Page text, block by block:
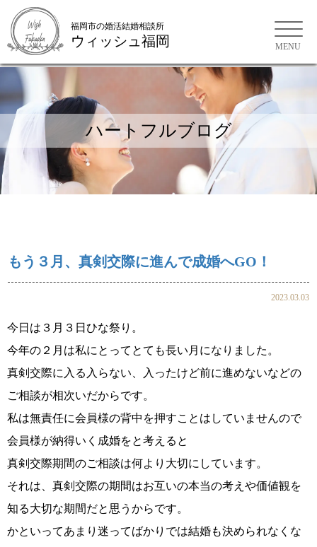
福岡市の婚活結婚相談所
ご来店WEB予約 婚活キャンペーン
福岡市の婚活結婚相談所
ウィッシュ福岡
ハートフルブログ
もう３月、真剣交際に進んで成婚へGO！
2023.03.03
今日は３月３日ひな祭り。
今年の２月は私にとってとても長い月になりました。
真剣交際に入る入らない、入ったけど前に進めないなどの
ご相談が相次いだからです。
私は無責任に会員様の背中を押すことはしていませんので
会員様が納得いく成婚をと考えると
真剣交際期間のご相談は何より大切にしています。
それは、真剣交際の期間はお互いの本当の考えや価値観を
知る大切な期間だと思うからです。
かといってあまり迷ってばかりでは結婚も決められなくな